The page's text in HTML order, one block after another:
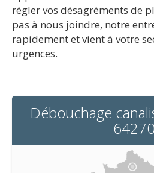
régler vos désagréments de
pas à nous joindre, notre
rapidement et vient à votre
urgences.
Débouchage
64270